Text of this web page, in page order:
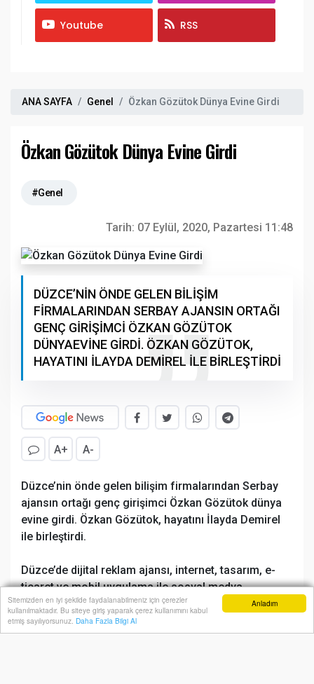
Anladım
Sitemizden en iyi şekilde faydalanabilmeniz için çerezler
kullanılmaktadır. Bu siteye giriş yaparak çerez kullanımını kabul
etmiş sayılıyorsunuz. Daha Fazla Bilgi Al
Youtube RSS
ANA SAYFA Genel Özkan Gözütok Dünya Evine Girdi
Özkan Gözütok Dünya Evine Girdi
#Genel
Tarih: 07 Eylül, 2020, Pazartesi 11:48
DÜZCE’NİN ÖNDE GELEN BİLİŞİM
FİRMALARINDAN SERBAY AJANSIN ORTAĞI
GENÇ GİRİŞİMCİ ÖZKAN GÖZÜTOK
DÜNYAEVİNE GİRDİ. ÖZKAN GÖZÜTOK,
HAYATINI İLAYDA DEMİREL İLE BİRLEŞTİRDİ
A+ A-
Düzce’nin önde gelen bilişim firmalarından Serbay
ajansın ortağı genç girişimci Özkan Gözütok dünya
evine girdi. Özkan Gözütok, hayatını İlayda Demirel
ile birleştirdi.
Düzce’de dijital reklam ajansı, internet, tasarım, e-
ticaret ve mobil uygulama ile sosyal medya
hizmetlerini sunan Serbay interactive şirketinin
ortaklarından Özkan Gözütok, İlayda Demirel yapılan
muhteşem düğün ile hayatlarını birleştirdi. Çilimli
Anasayfa Yazarlar Haber Ara